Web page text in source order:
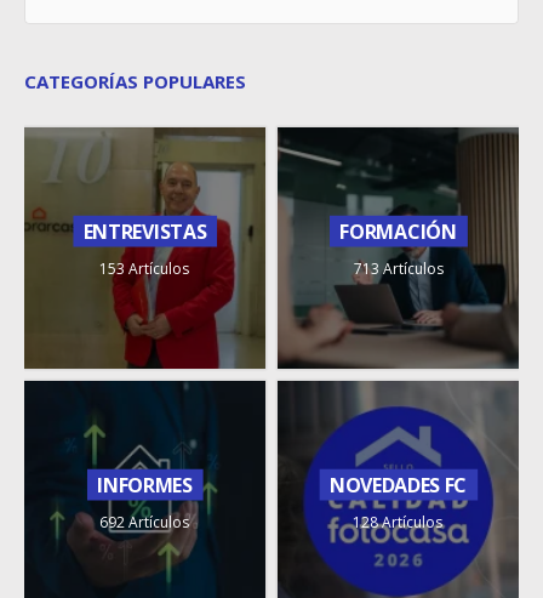
CATEGORÍAS POPULARES
ENTREVISTAS
153 Artículos
FORMACIÓN
713 Artículos
INFORMES
692 Artículos
NOVEDADES FC
128 Artículos